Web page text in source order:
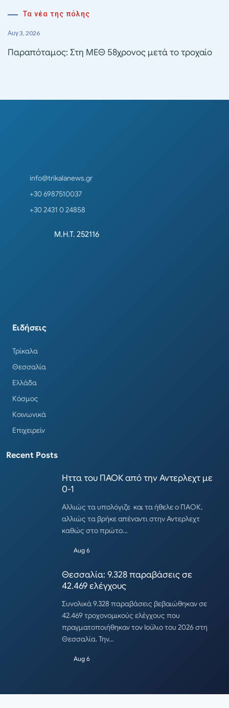
Τα νέα της πόλης
Αυγ 3, 2026
Παραπόταμος: Στη ΜΕΘ 58χρονος μετά το τροχαίο
info@trikalanews.gr
+30 6987510037
+30 2431 0 24858
Μ.Η.Τ. 252116
Ειδήσεις
Τρίκαλα
Θεσσαλία
Ελλάδα
Κόσμος
Κοινωνικά
Επιχειρείν
Recent Posts
Ηττα του ΠΑΟΚ από την Αντερλεχτ με
0-1
Αλλιώς τα υπολόγιζε και τα ήθελε ο ΠΑΟΚ,
αλλιώς τα βρήκε απέναντι στην Αντερλεχτ
καθώς στο πρώτο…
Aug 6
Θεσσαλία: 9.328 παραβάσεις σε
42.469 ελέγχους
Συνολικά 9.328 παραβάσεις βεβαιώθηκαν σε
42.469 τροχονομικούς ελέγχους που
πραγματοποιήθηκαν τον Ιούλιο του 2026 στη
Θεσσαλία. Την…
Aug 6